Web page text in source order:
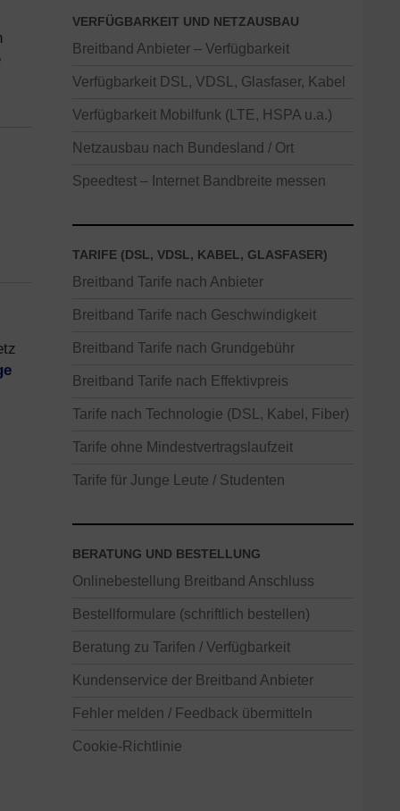
VERFÜGBARKEIT UND NETZAUSBAU
Breitband Anbieter – Verfügbarkeit
Verfügbarkeit DSL, VDSL, Glasfaser, Kabel
Verfügbarkeit Mobilfunk (LTE, HSPA u.a.)
Netzausbau nach Bundesland / Ort
Speedtest – Internet Bandbreite messen
TARIFE (DSL, VDSL, KABEL, GLASFASER)
Breitband Tarife nach Anbieter
Breitband Tarife nach Geschwindigkeit
Breitband Tarife nach Grundgebühr
Breitband Tarife nach Effektivpreis
Tarife nach Technologie (DSL, Kabel, Fiber)
Tarife ohne Mindestvertragslaufzeit
Tarife für Junge Leute / Studenten
BERATUNG UND BESTELLUNG
Onlinebestellung Breitband Anschluss
Bestellformulare (schriftlich bestellen)
Beratung zu Tarifen / Verfügbarkeit
Kundenservice der Breitband Anbieter
Fehler melden / Feedback übermitteln
Cookie-Richtlinie